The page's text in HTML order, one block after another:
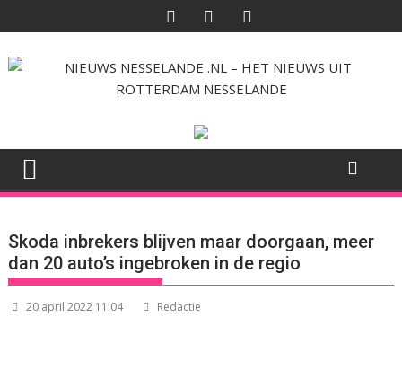
naar
de
inhoud
Skoda inbrekers blijven maar doorgaan, meer
dan 20 auto’s ingebroken in de regio
20 april 2022 11:04 Redactie